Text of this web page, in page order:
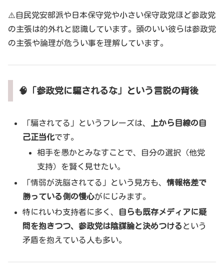
⚠️自民党安部派や日本保守党や小さい保守政党ほど参政党
の主張は的外れと認識しています。頭のいい彼らは参政党
の主張や論理が危うい事を理解しています。
🧠「参政党に騙されるな」という言説の背後
「騙されてる」というフレーズは、
上から目線の自
己正当化です。
相手を愚かとみなすことで、自分の選択（他党
支持）を賢く見せたい。
「情弱が洗脳されてる」という見方も、情報格差で
勝っている側の慢心がにじみます。
特にれいわ支持者に多く、
自らも既存メディアに疑
問を抱きつつ、参政党は陰謀論と決めつける という
矛盾を抱えている人も多い。